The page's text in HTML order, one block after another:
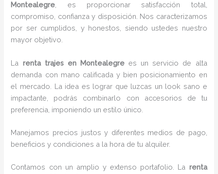
Montealegre, es proporcionar satisfacción total,
compromiso, confianza y disposición. Nos caracterizamos
por ser cumplidos, y honestos, siendo ustedes nuestro
mayor objetivo.
La renta trajes en Montealegrees un servicio de alta
demanda con mano calificada y bien posicionamiento en
el mercado. La idea es lograr que luzcas un look sano e
impactante, podrás combinarlo con accesorios de tu
preferencia, imponiendo un estilo único.
Manejamos precios justos y diferentes medios de pago,
beneficios y condiciones a la hora de tu alquiler.
Contamos con un amplio y extenso portafolio. La renta